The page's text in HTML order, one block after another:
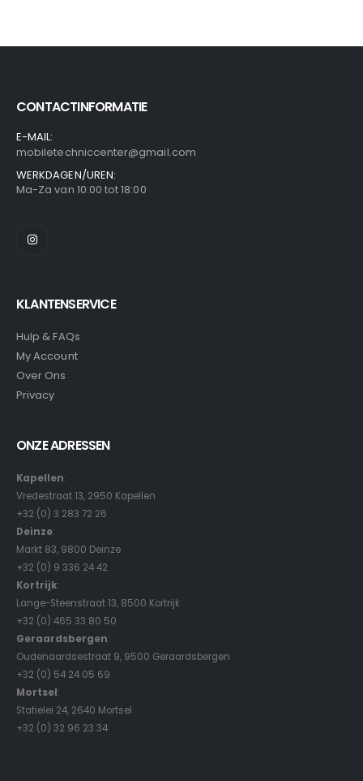
CONTACTINFORMATIE
E-MAIL:
mobiletechniccenter@gmail.com
WERKDAGEN/UREN:
Ma-Za van 10:00 tot 18:00
KLANTENSERVICE
Hulp & FAQs
My Account
Over Ons
Privacy
ONZE ADRESSEN
Kapellen:
Vredestraat 13, 2950 Kapellen
+32 (0) 3 283 72 26
Deinze:
Markt 83, 9800 Deinze
+32 (0) 9 336 24 42
Kortrijk:
Lange-Steenstraat 13, 8500 Kortrijk
+32 (0) 465 33 80 50
Geraardsbergen:
Oudenaardsestraat 9, 9500 Geraardsbergen
+32 (0) 54 24 05 69
Mortsel:
Statielei 24, 2640 Mortsel
+32 (0) 32 96 23 34